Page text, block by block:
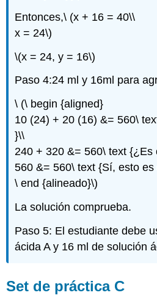
Entonces,\ (x + 16 = 40\\
x = 24\)
\(x = 24, y = 16\)
Paso 4:24 ml y 16ml para
\ (\ begin {aligned}
10 (24) + 20 (16) &= 560\
}\\
240 + 320 &= 560\ text {¿Es
560 &= 560\ text {Sí, esto es
\ end {alineado}\)
La solución comprueba.
Paso 5: El estudiante debe
ácida A y 16 ml de solución
Set de práctica C